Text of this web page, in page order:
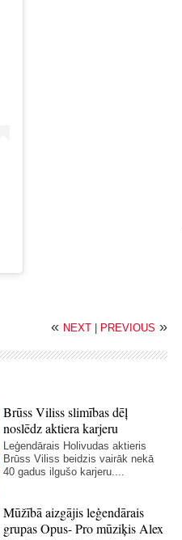
« NEXT | PREVIOUS »
Brūss Viliss slimības dēļ
noslēdz aktiera karjeru
Leģendārais Holivudas aktieris
Brūss Viliss beidzis vairāk nekā
40 gadus ilgušo karjeru....
Mūžībā aizgājis leģendārais
grupas Opus- Pro mūziķis Alex